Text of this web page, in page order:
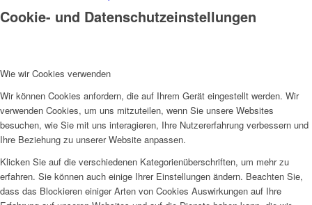
Familienbildungswerk (FBW)
Frauenhaus
Cookie- und Datenschutzeinstellungen
Wie wir Cookies verwenden
Wir können Cookies anfordern, die auf Ihrem Gerät eingestellt werden. Wir
verwenden Cookies, um uns mitzuteilen, wenn Sie unsere Websites
besuchen, wie Sie mit uns interagieren, Ihre Nutzererfahrung verbessern und
Ihre Beziehung zu unserer Website anpassen.
Klicken Sie auf die verschiedenen Kategorienüberschriften, um mehr zu
erfahren. Sie können auch einige Ihrer Einstellungen ändern. Beachten Sie,
dass das Blockieren einiger Arten von Cookies Auswirkungen auf Ihre